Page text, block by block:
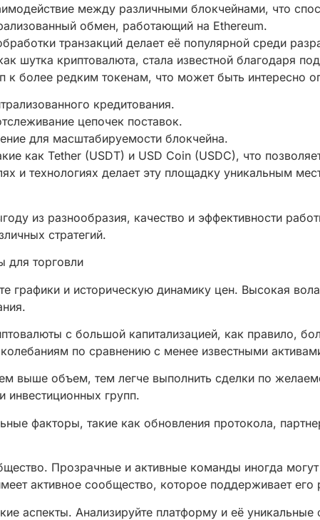
между различными блокчейнами, что
обмен, работающий на Ethereum.
транзакций делает её популярной среди
шутка криптовалюта, стала известной благодаря
к более редким токенам, что может быть интересно
кредитования.
цепочек поставок.
для масштабируемости блокчейна.
как Tether (USDT) и USD Coin (USDC), что
и технологиях делает эту площадку уникальным
из разнообразия, качество и эффективности
стратегий.
для торговли
графики и историческую динамику цен. Высокая
с большой капитализацией, как правило,
по сравнению с менее известными
выше объем, тем легче выполнить сделки по
инвестиционных групп.
факторы, такие как обновления протокола,
Прозрачные и активные команды иногда
активное сообщество, которое поддерживает его
аспекты. Анализируйте платформу и её